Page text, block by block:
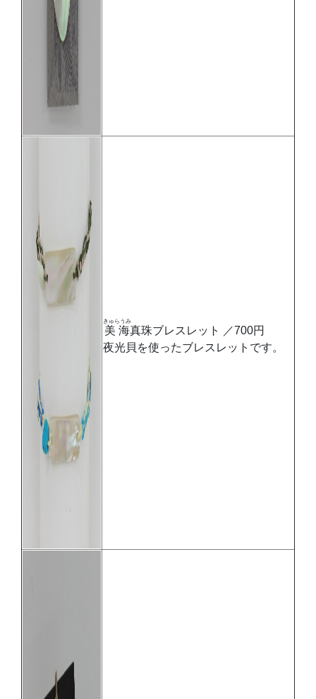
美海
きゅらうみ
真珠ブレスレット ／700円
夜光貝を使ったブレスレットです。